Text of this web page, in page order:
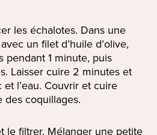
les échalotes. Dans une
un filet d’huile d’olive,
pendant 1 minute, puis
Laisser cuire 2 minutes et
l’eau. Couvrir et cuire
des coquillages.
le filtrer. Mélanger une petite